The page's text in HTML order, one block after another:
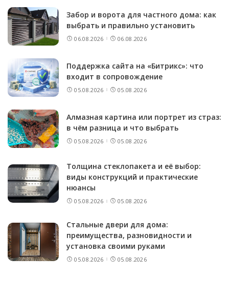
Забор и ворота для частного дома: как
выбрать и правильно установить
06.08.2026 06.08.2026
Поддержка сайта на «Битрикс»: что
входит в сопровождение
05.08.2026 05.08.2026
Алмазная картина или портрет из страз:
в чём разница и что выбрать
05.08.2026 05.08.2026
Толщина стеклопакета и её выбор:
виды конструкций и практические
нюансы
05.08.2026 05.08.2026
Стальные двери для дома:
преимущества, разновидности и
установка своими руками
05.08.2026 05.08.2026